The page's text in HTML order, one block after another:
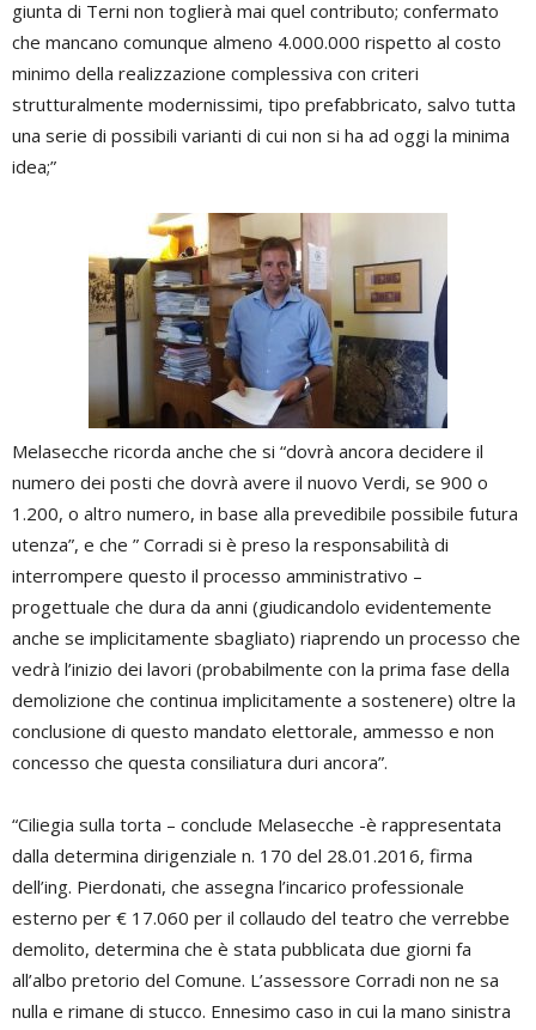
giunta di Terni non toglierà mai quel contributo; confermato
che mancano comunque almeno 4.000.000 rispetto al costo
minimo della realizzazione complessiva con criteri
strutturalmente modernissimi, tipo prefabbricato, salvo tutta
una serie di possibili varianti di cui non si ha ad oggi la minima
idea;”
Melasecche ricorda anche che si “dovrà ancora decidere il
numero dei posti che dovrà avere il nuovo Verdi, se 900 o
1.200, o altro numero, in base alla prevedibile possibile futura
utenza”, e che ” Corradi si è preso la responsabilità di
interrompere questo il processo amministrativo –
progettuale che dura da anni (giudicandolo evidentemente
anche se implicitamente sbagliato) riaprendo un processo che
vedrà l’inizio dei lavori (probabilmente con la prima fase della
demolizione che continua implicitamente a sostenere) oltre la
conclusione di questo mandato elettorale, ammesso e non
concesso che questa consiliatura duri ancora”.
“Ciliegia sulla torta – conclude Melasecche -è rappresentata
dalla determina dirigenziale n. 170 del 28.01.2016, firma
dell’ing. Pierdonati, che assegna l’incarico professionale
esterno per € 17.060 per il collaudo del teatro che verrebbe
demolito, determina che è stata pubblicata due giorni fa
all’albo pretorio del Comune. L’assessore Corradi non ne sa
nulla e rimane di stucco. Ennesimo caso in cui la mano sinistra